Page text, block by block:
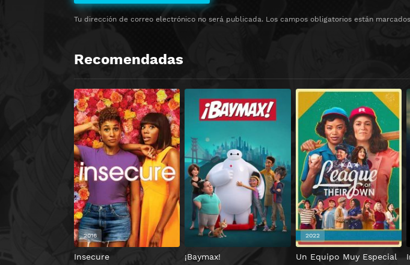
Tu dirección de correo electrónico no será publicada. Los campos obligatorios están
Recomendadas
Insecure
2016
¡Baymax! Un Equipo Muy Especial
2022